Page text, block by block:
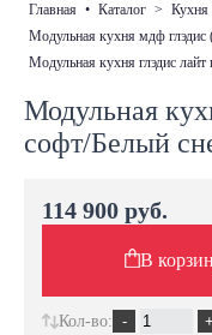
главная • каталог > кухня
модульная кухня мдф глэдис
модульная кухня глэдис
Модульная
софт/Белый
114 900 руб.
В
Кол-во: